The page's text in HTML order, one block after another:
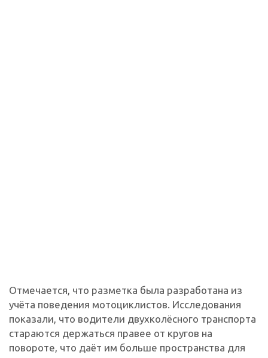
Отмечается, что разметка была разработана из
учёта поведения мотоциклистов. Исследования
показали, что водители двухколёсного транспорта
стараются держаться правее от кругов на
повороте, что даёт им больше пространства для